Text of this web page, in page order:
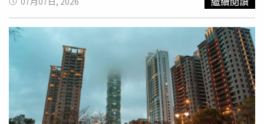
域、長輩或舊合作對象，能幫助事業重新定位、資源再次整
合，但逢水逆、海王星逆行，凡事不能只聽表面，別被假消
息或情緒牽著走，穩住判斷，運勢就會慢慢打開。邱彥龍提
到，從整體星盤來看，太陽落在巨蟹座又具強勢能量的情況
下，通常代表家庭、安全、民生、照護、醫療跟教育等議題
將成為社會焦點，大家會更重視生活品質、家庭穩定與財務
安全，政府與企業也將面臨更高的責任與信任考驗，誰能真
決問題、建立信任，誰就更容易脫穎而出。此外，邱彥